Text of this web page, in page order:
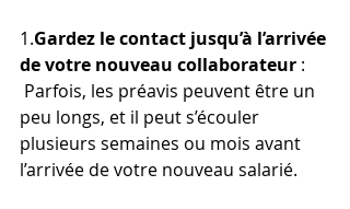
1.Gardez le contact jusqu’à l’arrivée
de votre nouveau collaborateur :
Parfois, les préavis peuvent être un
peu longs, et il peut s’écouler
plusieurs semaines ou mois avant
l’arrivée de votre nouveau salarié.